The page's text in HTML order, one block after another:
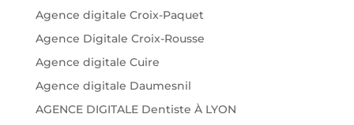
Agence digitale Croix-Paquet
Agence Digitale Croix-Rousse
Agence digitale Cuire
Agence digitale Daumesnil
AGENCE DIGITALE Dentiste À LYON